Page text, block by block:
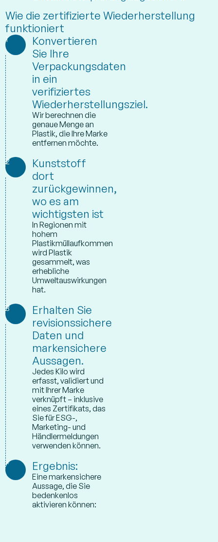
Wie die zertifizierte Wiederherstellung
funktioniert
1
Konvertieren
Sie Ihre
Verpackungsdaten
in ein
verifiziertes
Wiederherstellungsziel.
Wir berechnen die
genaue Menge an
Plastik, die Ihre Marke
entfernen möchte.
2
Kunststoff
dort
zurückgewinnen,
wo es am
wichtigsten ist
In Regionen mit
hohem
Plastikmüllaufkommen
wird Plastik
gesammelt, was
erhebliche
Umweltauswirkungen
hat.
3
Erhalten Sie
revisionssichere
Daten und
markensichere
Aussagen.
Jedes Kilo wird
erfasst, validiert und
mit Ihrer Marke
verknüpft – inklusive
eines Zertifikats, das
Sie für ESG-,
Marketing- und
Händlermeldungen
verwenden können.
*
Ergebnis:
Eine markensichere
Aussage, die Sie
bedenkenlos
aktivieren können: